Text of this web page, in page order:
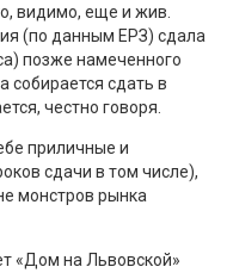
видимо, еще и жив.
(по данным ЕРЗ) сдала
позже намеченного
собирается сдать в
честно говоря.
приличные и
сдачи в том числе),
монстров рынка
«Дом на Львовской»